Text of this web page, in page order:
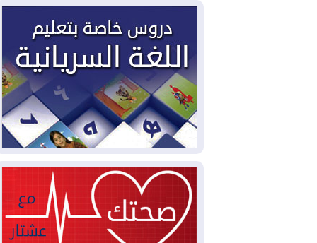
2026-08-05
15كارثة بيئية ومناخية ترسم
ملامح أخطر التحديات التي تواجه العراق
2026-08-05
حرائق فرنسا.. توقيف 402
شخص بينهم 156 قاصرا منذ بداية موسم
الحرائق
2026-08-04سومو: إنتاج النفط في إقليم
كوردستان انخفض إلى أقل من 10%
2026-08-04ملفات حقبة الكاظمي تعود إلى
الواجهة.. أنباء عن مراجعات قضائية
وتحقيقات أوسع في قضايا فساد